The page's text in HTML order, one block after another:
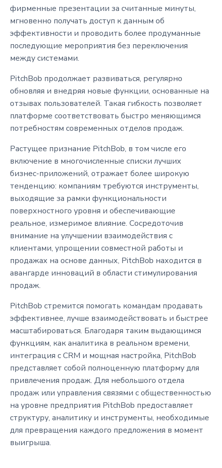
фирменные презентации за считанные минуты,
мгновенно получать доступ к данным об
эффективности и проводить более продуманные
последующие мероприятия без переключения
между системами.
PitchBob продолжает развиваться, регулярно
обновляя и внедряя новые функции, основанные на
отзывах пользователей. Такая гибкость позволяет
платформе соответствовать быстро меняющимся
потребностям современных отделов продаж.
Растущее признание PitchBob, в том числе его
включение в многочисленные списки лучших
бизнес-приложений, отражает более широкую
тенденцию: компаниям требуются инструменты,
выходящие за рамки функциональности
поверхностного уровня и обеспечивающие
реальное, измеримое влияние. Сосредоточив
внимание на улучшении взаимодействия с
клиентами, упрощении совместной работы и
продажах на основе данных, PitchBob находится в
авангарде инноваций в области стимулирования
продаж.
PitchBob стремится помогать командам продавать
эффективнее, лучше взаимодействовать и быстрее
масштабироваться. Благодаря таким выдающимся
функциям, как аналитика в реальном времени,
интеграция с CRM и мощная настройка, PitchBob
представляет собой полноценную платформу для
привлечения продаж. Для небольшого отдела
продаж или управления связями с общественностью
на уровне предприятия PitchBob предоставляет
структуру, аналитику и инструменты, необходимые
для превращения каждого предложения в момент
выигрыша.